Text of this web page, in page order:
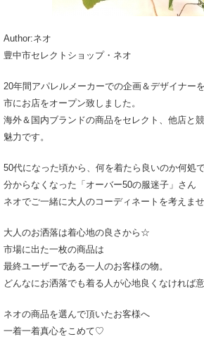
Author:ネオ
豊中市セレクトショップ・ネオ
20年間アパレルメーカーでの企画＆デザイナー
市にお店をオープン致しました。
海外＆国内ブランドの商品をセレクト、他店と
魅力です。
50代になった頃から、何を着たら良いのか何処
分からなくなった「オーバー50の服迷子」さん
ネオでご一緒に大人のコーディネートを考えませ
大人のお洒落は着心地の良さから☆
市場に出た一枚の商品は
最終ユーザーである一人のお客様の物。
どんなにお洒落でも着る人が心地良くなければ意
ネオの商品を選んで頂いたお客様へ
一着一着真心をこめて♡